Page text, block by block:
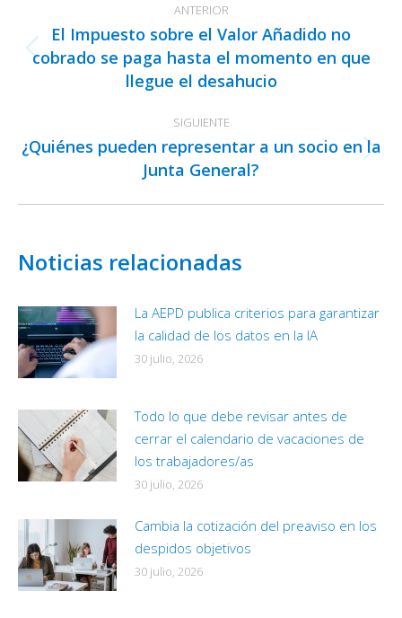
entre
publicaciones
ANTERIOR
Publicación
anterior:
El Impuesto sobre el Valor Añadido no
cobrado se paga hasta el momento en que
llegue el desahucio
SIGUIENTE
Publicación
siguiente:
¿Quiénes pueden representar a un socio en la
Junta General?
Noticias relacionadas
La AEPD publica criterios para garantizar
la calidad de los datos en la IA
30 julio, 2026
Todo lo que debe revisar antes de
cerrar el calendario de vacaciones de
los trabajadores/as
30 julio, 2026
Cambia la cotización del preaviso en los
despidos objetivos
30 julio, 2026